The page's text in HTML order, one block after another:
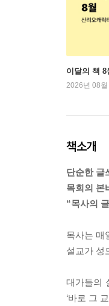
이달의 책 8
2026년 08월
책소개
단순한 글
목회의 본
“목사의
목사는 매
설교가 성
대가들의
‘바로 그